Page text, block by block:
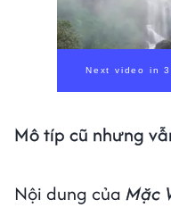
Mô típ cũ nhưng
Nội dung của Mặc